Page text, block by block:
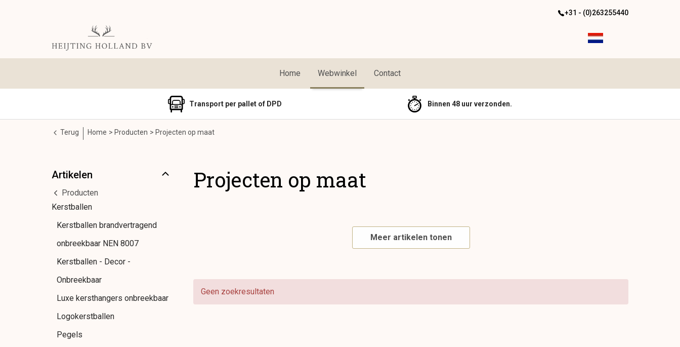
+31 - (0)263255440
Home Webwinkel Contact
Transport per pallet of DPD Binnen 48 uur verzonden.
Terug Home Producten Projecten op maat
Projecten op maat
Meer artikelen tonen
Geen zoekresultaten
Artikelen
Producten
Kerstballen
Kerstballen brandvertragend
onbreekbaar NEN 8007
Kerstballen - Decor -
Onbreekbaar
Luxe kersthangers onbreekbaar
Logokerstballen
Pegels